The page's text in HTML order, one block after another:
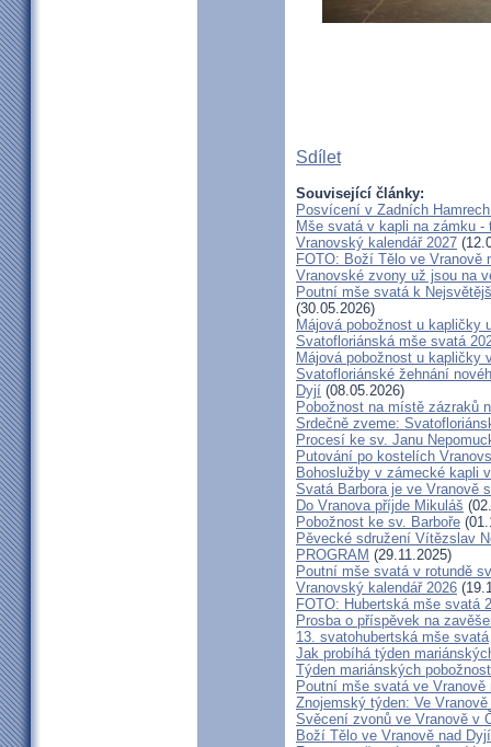
Sdílet
Související články:
Posvícení v Zadních
Mše svatá v kapli na zámku -
Vranovský kalendář 2027
FOTO: Boží Tělo ve Vranově
Vranovské zvony už jsou na
Poutní mše svatá k
(30.05.2026)
Májová pobožnost u kapličky
Svatofloriánská mše svatá
Májová pobožnost u kapličky
Svatofloriánské žehnání
Dyjí (08.05.2026)
Pobožnost na místě zázraků
Srdečně zveme:
Procesí ke sv. Janu
Putování po kostelích
Bohoslužby v zámecké kapli
Svatá Barbora je ve Vranově
Do Vranova příjde Mikuláš
Pobožnost ke sv. Barboře
Pěvecké sdružení Vítězslav
PROGRAM (29.11.2025)
Poutní mše svatá v rotundě
Vranovský kalendář 2026
FOTO: Hubertská mše svatá
Prosba o příspěvek na
13. svatohubertská mše svatá
Jak probíhá týden
Týden mariánských
Poutní mše svatá ve Vranově
Znojemský týden: Ve
Svěcení zvonů ve Vranově v
Boží Tělo ve Vranově nad Dyjí